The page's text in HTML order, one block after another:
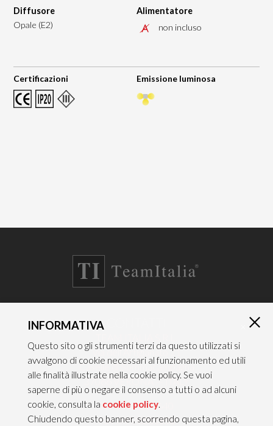
Diffusore
Opale (E2)
Alimentatore
non incluso
Certificazioni Emissione luminosa
Via dell’Artigianato 21
Caselle di Sommacampagna
37066 VERONA — ITALY
Tel 045/8581640
Fax 045/8581650
INFORMATIVA
Questo sito o gli strumenti terzi da questo utilizzati si
avvalgono di cookie necessari al funzionamento ed utili
alle finalità illustrate nella cookie policy. Se vuoi
saperne di più o negare il consenso a tutti o ad alcuni
cookie, consulta la cookie policy.
Chiudendo questo banner, scorrendo questa pagina,